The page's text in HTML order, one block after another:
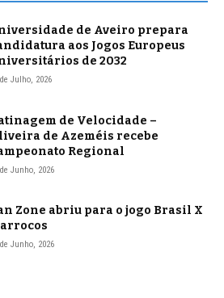
de Aveiro prepara
aos Jogos Europeus
de 2032
Julho, 2026
de Velocidade –
de Azeméis recebe
Regional
Junho, 2026
Zone abriu para o jogo Brasil X
Junho, 2026